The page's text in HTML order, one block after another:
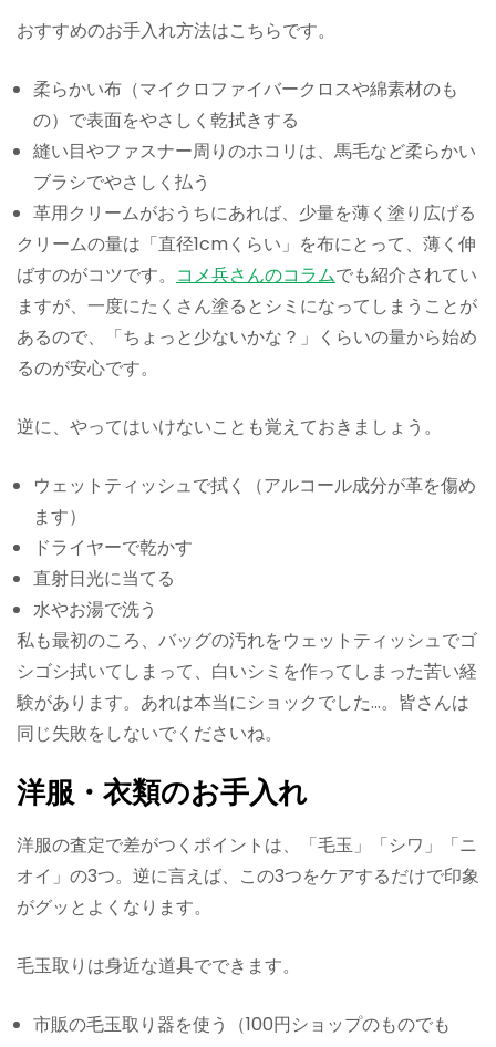
おすすめのお手入れ方法はこちらです。
柔らかい布（マイクロファイバークロスや綿素材のも
の）で表面をやさしく乾拭きする
縫い目やファスナー周りのホコリは、馬毛など柔らかい
ブラシでやさしく払う
革用クリームがおうちにあれば、少量を薄く塗り広げる
クリームの量は「直径1cmくらい」を布にとって、薄く伸
ばすのがコツです。 コメ兵さんのコラムでも紹介されてい
ますが、一度にたくさん塗るとシミになってしまうことが
あるので、「ちょっと少ないかな？」くらいの量から始め
るのが安心です。
逆に、やってはいけないことも覚えておきましょう。
ウェットティッシュで拭く（アルコール成分が革を傷め
ます）
ドライヤーで乾かす
直射日光に当てる
水やお湯で洗う
私も最初のころ、バッグの汚れをウェットティッシュでゴ
シゴシ拭いてしまって、白いシミを作ってしまった苦い経
験があります。あれは本当にショックでした…。皆さんは
同じ失敗をしないでくださいね。
洋服・衣類のお手入れ
洋服の査定で差がつくポイントは、「毛玉」「シワ」「ニ
オイ」の3つ。逆に言えば、この3つをケアするだけで印象
がグッとよくなります。
毛玉取りは身近な道具でできます。
市販の毛玉取り器を使う（100円ショップのものでも